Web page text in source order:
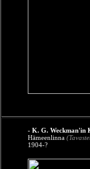
- K. G. Weckman'in
Hämeenlinna
1904-?